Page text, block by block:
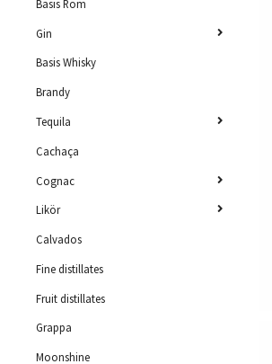
Basis Rom
Gin
Basis Whisky
Brandy
Tequila
Cachaça
Cognac
Likör
Calvados
Fine distillates
Fruit distillates
Grappa
Moonshine